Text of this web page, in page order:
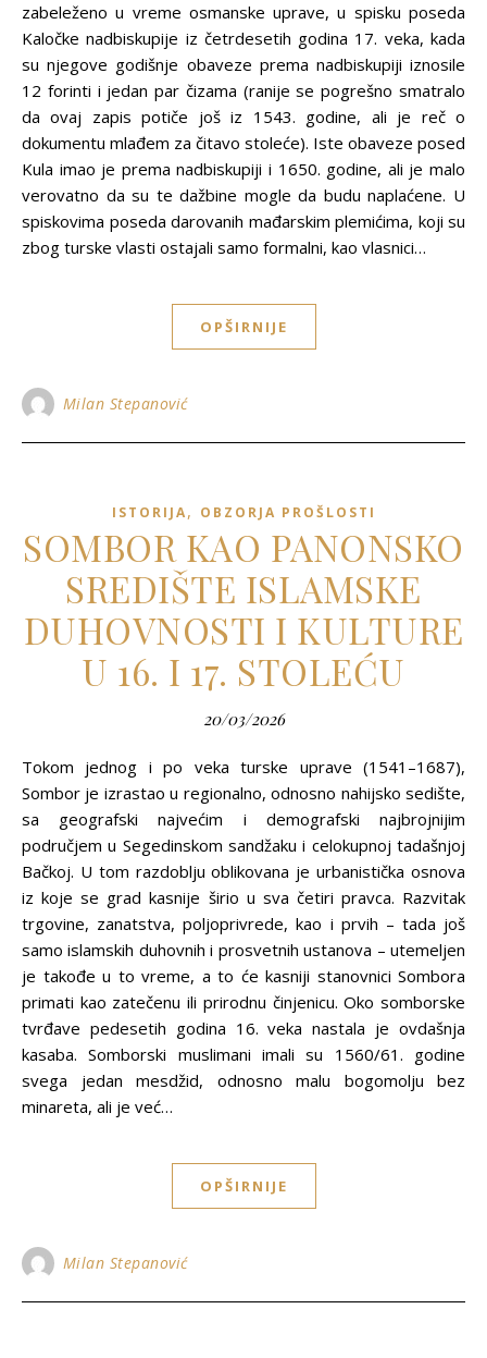
zabeleženo u vreme osmanske uprave, u spisku poseda
Kaločke nadbiskupije iz četrdesetih godina 17. veka, kada
su njegove godišnje obaveze prema nadbiskupiji iznosile
12 forinti i jedan par čizama (ranije se pogrešno smatralo
da ovaj zapis potiče još iz 1543. godine, ali je reč o
dokumentu mlađem za čitavo stoleće). Iste obaveze posed
Kula imao je prema nadbiskupiji i 1650. godine, ali je malo
verovatno da su te dažbine mogle da budu naplaćene. U
spiskovima poseda darovanih mađarskim plemićima, koji su
zbog turske vlasti ostajali samo formalni, kao vlasnici…
OPŠIRNIJE
Milan Stepanović
ISTORIJA, OBZORJA PROŠLOSTI
SOMBOR KAO PANONSKO
SREDIŠTE ISLAMSKE
DUHOVNOSTI I KULTURE
U 16. I 17. STOLEĆU
20/03/2026
Tokom jednog i po veka turske uprave (1541–1687),
Sombor je izrastao u regionalno, odnosno nahijsko sedište,
sa geografski najvećim i demografski najbrojnijim
područjem u Segedinskom sandžaku i celokupnoj tadašnjoj
Bačkoj. U tom razdoblju oblikovana je urbanistička osnova
iz koje se grad kasnije širio u sva četiri pravca. Razvitak
trgovine, zanatstva, polјoprivrede, kao i prvih – tada još
samo islamskih duhovnih i prosvetnih ustanova – utemelјen
je takođe u to vreme, a to će kasniji stanovnici Sombora
primati kao zatečenu ili prirodnu činjenicu. Oko somborske
tvrđave pedesetih godina 16. veka nastala je ovdašnja
kasaba. Somborski muslimani imali su 1560/61. godine
svega jedan mesdžid, odnosno malu bogomolјu bez
minareta, ali je već…
OPŠIRNIJE
Milan Stepanović